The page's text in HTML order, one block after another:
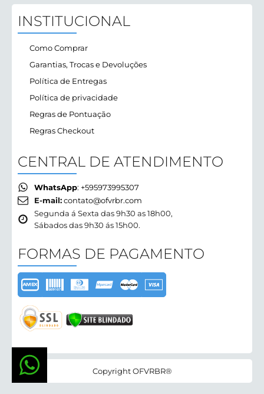
R$ 89,90
INSTITUCIONAL
Como Comprar
Garantias, Trocas e Devoluções
Política de Entregas
Política de privacidade
Regras de Pontuação
Regras Checkout
CENTRAL DE ATENDIMENTO
WhatsApp: +595973995307
E-mail:contato@ofvrbr.com
Segunda á Sexta das 9h30 as 18h00,
Sábados das 9h30 ás 15h00.
FORMAS DE PAGAMENTO
Copyright OFVRBR®